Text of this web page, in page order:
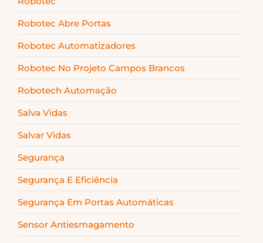
Robotec Abre Portas
Robotec Automatizadores
Robotec No Projeto Campos Brancos
Robotech Automação
Salva Vidas
Salvar Vidas
Segurança
Segurança E Eficiência
Segurança Em Portas Automáticas
Sensor Antiesmagamento